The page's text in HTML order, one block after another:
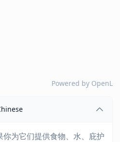
Powered by OpenL
为它们提供食物、水、庇护